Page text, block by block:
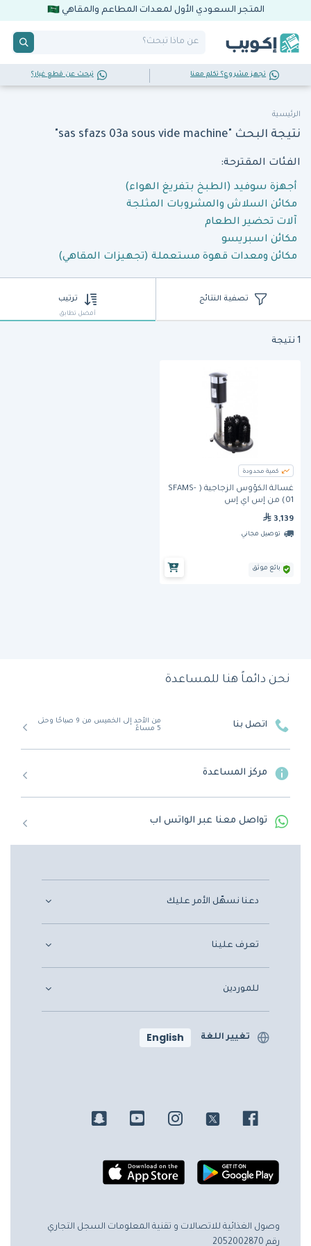
المتجر السعودي الأول لمعدات المطاعم والمقاهي
تجهز مشروع؟ تكلم معنا تبحث عن قطع غيار؟
الرئيسية
نتيجة البحث "sas sfazs 03a sous vide machine"
الفئات المقترحة:
أجهزة سوفيد (الطبخ بتفريغ الهواء)
مكائن السلاش والمشروبات المثلجة
آلات تحضير الطعام
مكائن اسبريسو
مكائن ومعدات قهوة مستعملة (تجهيزات المقاهي)
تصفية النتائج ترتيب
أفضل تطابق
1 نتيجة
كمية محدودة
غسالة الكؤوس الزجاجية ( SFAMS-
01) من إس اي إس
3,139
توصيل مجاني
بائع موثق
نحن دائماً هنا للمساعدة
اتصل بنا
من الأحد إلى الخميس من 9 صباحًا وحتى
5 مساءً
مركز المساعدة
تواصل معنا عبر الواتس اب
دعنا نسهّل الأمر عليك
تعرف علينا
للموردين
تغيير اللغة English
وصول الغذائية للاتصالات و تقنية المعلومات السجل التجاري
رقم 2052002870